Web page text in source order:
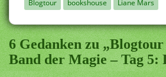
Blogtour bookshouse Liane Mars
6 Gedanken zu
Band der Magie – Tag 5: